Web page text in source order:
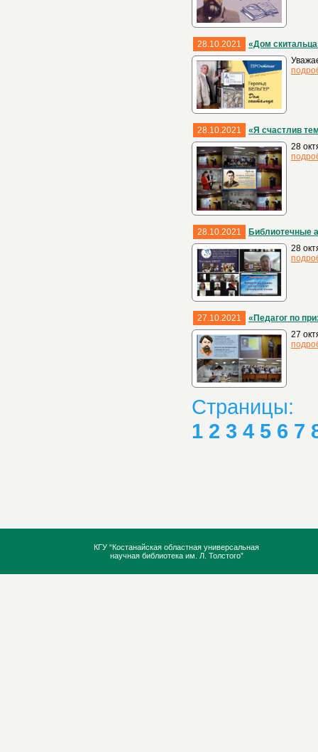
28.10.2021
«Дом
28.10.2021
«Я счастлив
28
28.10.2021
Библиотечные
28
27.10.2021
«Педагог по
27
Страницы:
1 2 3 4 5 6 7
КГУ “Костанайская областная универсальная
научная библиотека им. Л. Толстого”